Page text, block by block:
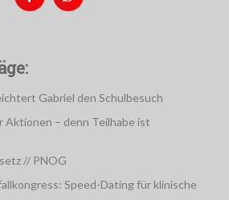
Gabriel den Schulbesuch
Aktionen – denn Teilhabe ist
// PNOG
Speed-Dating für klinische